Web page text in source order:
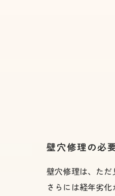
壁穴修理の必
壁穴修理は、た
さらには経年劣